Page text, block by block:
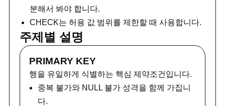
분해서 봐야 합니다.
CHECK는 허용 값 범위를 제한할 때 사용합니다.
주제별 설명
PRIMARY KEY
행을 유일하게 식별하는 핵심 제약조건입니다.
중복 불가와 NULL 불가 성격을 함께 가집니
다.